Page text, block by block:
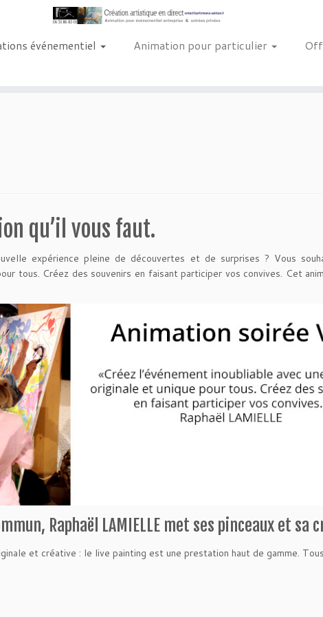
événementiel Animation pour particulier
qu’il vous faut.
expérience pleine de découvertes et de surprises ? Vous
tous. Créez des souvenirs en faisant participer vos convives. Cet
Raphaël LAMIELLE met ses pinceaux et
et créative : le live painting est une prestation haut de gamme.